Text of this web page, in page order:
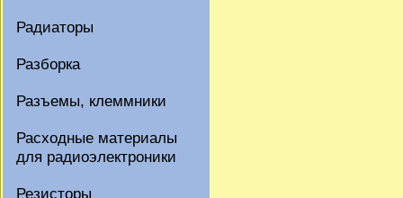
Радиаторы
Разборка
Разъемы, клеммники
Расходные материалы
для радиоэлектроники
Резисторы